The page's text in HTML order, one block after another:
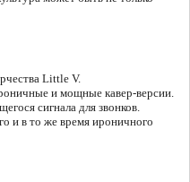
Little V.
и мощные кавер-версии.
сигнала для звонков.
и в то же время ироничного